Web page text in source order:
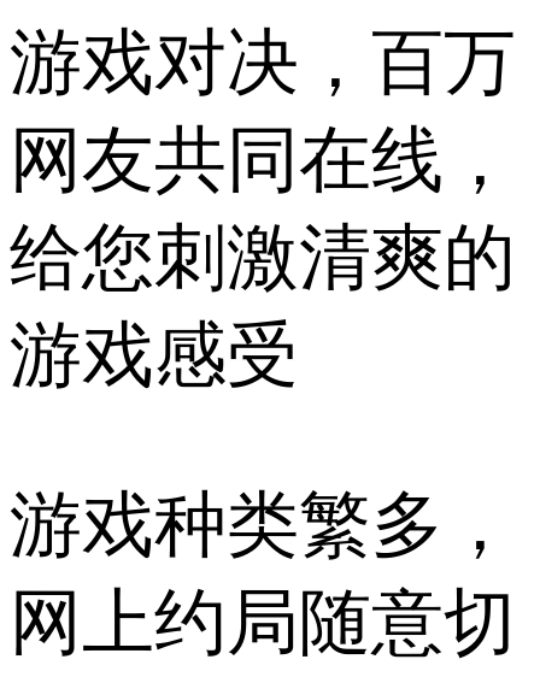
游戏对决，百万
网友共同在线，
给您刺激清爽的
游戏感受
游戏种类繁多，
网上约局随意切